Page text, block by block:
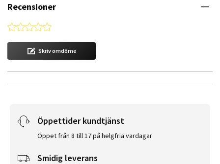
Recensioner
0.0 star rating
Skriv omdöme
Öppettider kundtjänst
Öppet från 8 till 17 på helgfria vardagar
Smidig leverans